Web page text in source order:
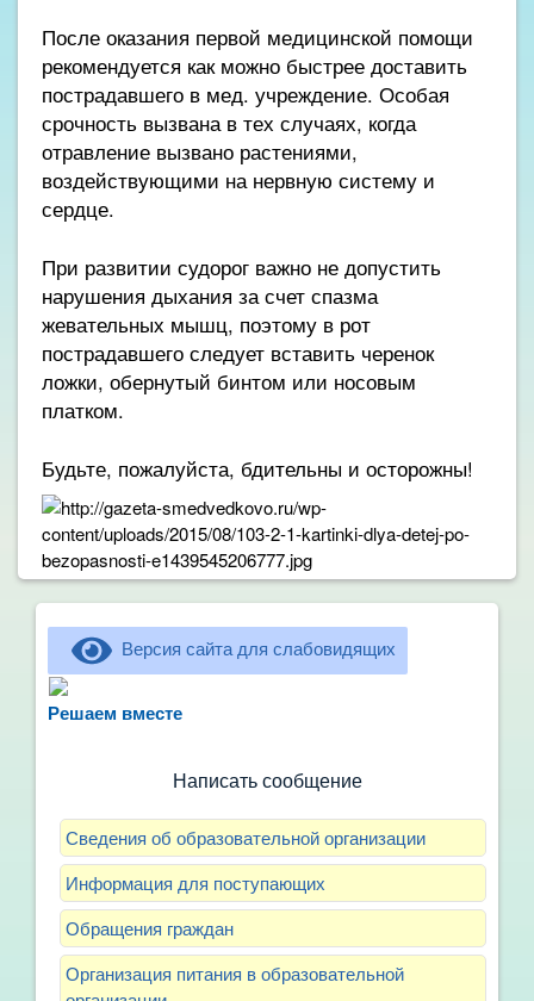
После оказания первой медицинской помощи
рекомендуется как можно быстрее доставить
пострадавшего в мед. учреждение. Особая
срочность вызвана в тех случаях, когда
отравление вызвано растениями,
воздействующими на нервную систему и
сердце.
При развитии судорог важно не допустить
нарушения дыхания за счет спазма
жевательных мышц, поэтому в рот
пострадавшего следует вставить черенок
ложки, обернутый бинтом или носовым
платком.
Будьте, пожалуйста, бдительны и осторожны!
Версия сайта для слабовидящих
Решаем вместерассказать о воспитателях? Знаете, как
Написать сообщение
Сведения об образовательной организации
Информация для поступающих
Обращения граждан
Организация питания в образовательной